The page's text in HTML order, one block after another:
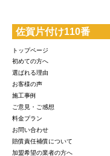
佐賀片付け110番
トップページ
初めての方へ
選ばれる理由
お客様の声
施工事例
ご意見・ご感想
料金プラン
お問い合わせ
賠償責任補償について
加盟希望の業者の方へ